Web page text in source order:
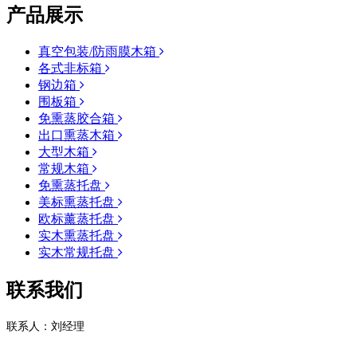
产品展示
真空包装/防雨膜木箱
各式非标箱
钢边箱
围板箱
免熏蒸胶合箱
出口熏蒸木箱
大型木箱
常规木箱
免熏蒸托盘
美标熏蒸托盘
欧标薰蒸托盘
实木熏蒸托盘
实木常规托盘
联系我们
联系人：刘经理